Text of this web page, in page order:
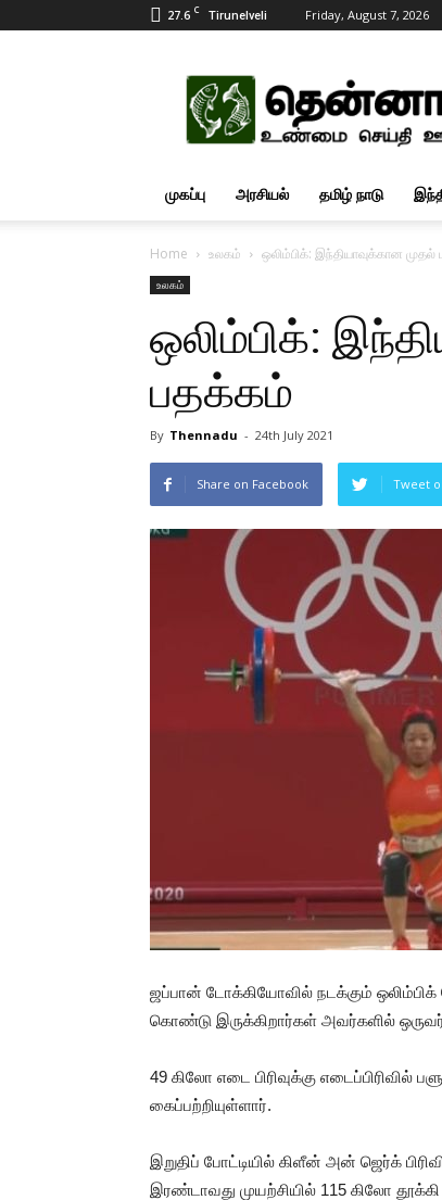
27.6 C Tirunelveli Friday, August 7, 2026
Tamil
News
Updates
முகப்பு அரசியல் தமிழ் நாடு
Home உலகம் ஒலிம்பிக்: இந்தியாவுக்கான
உலகம்
ஒலிம்பிக்:
பதக்கம்
By Thennadu - 24th July 2021
Share on Facebook Tweet
ஜப்பான் டோக்கியோவில் நடக்கும்
கொண்டு இருக்கிறார்கள் அவர்களில்
49 கிலோ எடை பிரிவுக்கு
கைப்பற்றியுள்ளார்.
இறுதிப் போட்டியில் கிளீன் அன் ஜெர்க்
இரண்டாவது முயற்சியில் 115 கிலோ